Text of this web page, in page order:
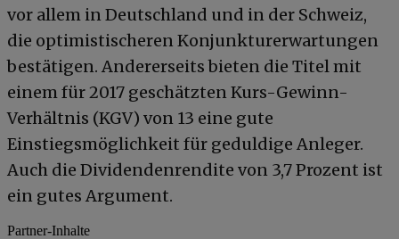
vor allem in Deutschland und in der Schweiz,
die optimistischeren Konjunkturerwartungen
bestätigen. Andererseits bieten die Titel mit
einem für 2017 geschätzten Kurs-Gewinn-
Verhältnis (KGV) von 13 eine gute
Einstiegsmöglichkeit für geduldige Anleger.
Auch die Dividendenrendite von 3,7 Prozent ist
ein gutes Argument.
Partner-Inhalte